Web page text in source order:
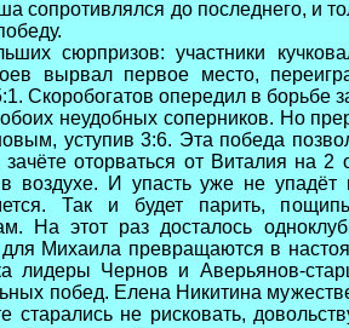
до последнего, и
сюрпризов: участники
вырвал первое место,
Скоробогатов опередил в борьбе
неудобных соперников. Но
уступив 3:6. Эта победа
оторваться от Виталия на 2
воздухе. И упасть уже не упадёт
Так и будет парить,
На этот раз досталось
Михаила превращаются в
лидеры Чернов и Аверьянов-
побед. Елена Никитина
не рисковать,